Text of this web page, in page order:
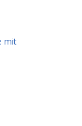
mit